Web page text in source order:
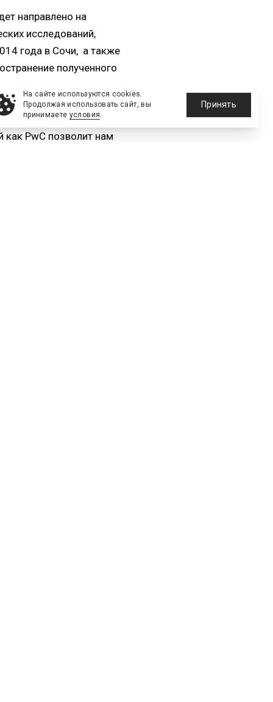
направлено на
исследований,
года в Сочи, а также
полученного
«Сочи 2014».
как PwC позволит нам
На сайте используются cookies.
Продолжая использовать сайт, вы
принимаете условия.
Принять